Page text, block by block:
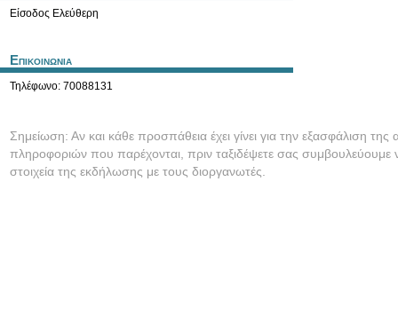
Είσοδος Ελεύθερη
Επικοινωνια
Τηλέφωνο: 70088131
Σημείωση: Αν και κάθε προσπάθεια έχει γίνει για την εξασφάλιση της
πληροφοριών που παρέχονται, πριν ταξιδέψετε σας συμβουλεύουμε
στοιχεία της εκδήλωσης με τους διοργανωτές.